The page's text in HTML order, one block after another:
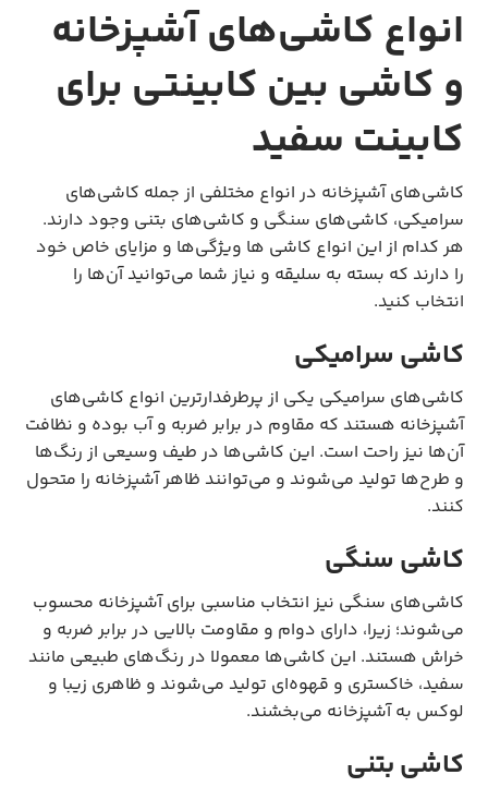
انواع کاشی‌های آشپزخانه
و کاشی بین کابینتی برای
کابینت سفید
کاشی‌های آشپزخانه در انواع مختلفی از جمله کاشی‌های
سرامیکی، کاشی‌های سنگی و کاشی‌های بتنی وجود دارند.
هر کدام از این انواع کاشی ها ویژگی‌ها و مزایای خاص خود
را دارند که بسته به سلیقه و نیاز شما می‌توانید آن‌ها را
انتخاب کنید.
کاشی‌ سرامیکی
کاشی‌های سرامیکی یکی از پرطرفدارترین انواع کاشی‌های
آشپزخانه هستند که مقاوم در برابر ضربه و آب بوده و نظافت
آن‌ها نیز راحت است. این کاشی‌ها در طیف وسیعی از رنگ‌ها
و طرح‌ها تولید می‌شوند و می‌توانند ظاهر آشپزخانه را متحول
کنند.
کاشی سنگی
کاشی‌های سنگی نیز انتخاب مناسبی برای آشپزخانه محسوب
می‌شوند؛ زیرا، دارای دوام و مقاومت بالایی در برابر ضربه و
خراش هستند. این کاشی‌ها معمولا در رنگ‌های طبیعی مانند
سفید، خاکستری و قهوه‌ای تولید می‌شوند و ظاهری زیبا و
لوکس به آشپزخانه می‌بخشند.
کاشی‌ بتنی